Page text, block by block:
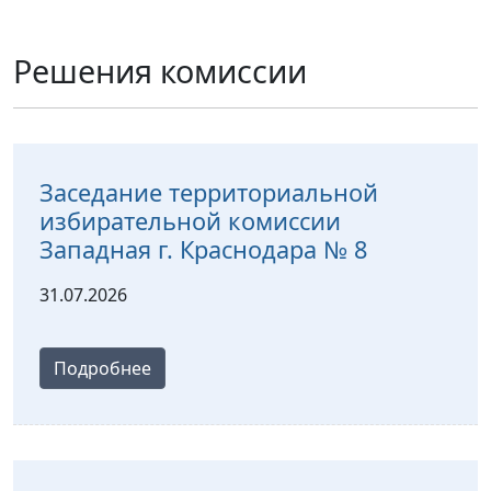
Решения комиссии
Заседание территориальной
избирательной комиссии
Западная г. Краснодара № 8
31.07.2026
Подробнее